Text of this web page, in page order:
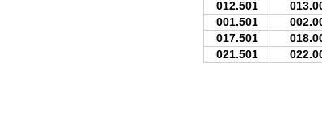
012.501
001.501
017.501
021.501